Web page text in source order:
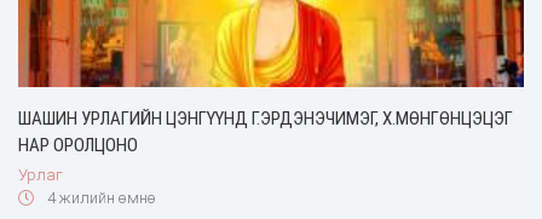
ШАШИН УРЛАГИЙН ЦЭНГҮҮНД Г.ЭРДЭНЭЧИМЭГ, Х.МӨНГӨНЦЭЦЭГ
НАР ОРОЛЦОНО
Урлаг
4 жилийн өмнө